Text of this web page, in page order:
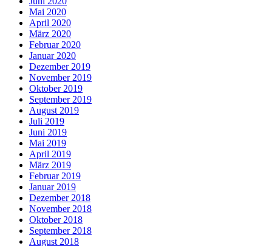
Mai 2020
April 2020
März 2020
Februar 2020
Januar 2020
Dezember 2019
November 2019
Oktober 2019
September 2019
August 2019
Juli 2019
Juni 2019
Mai 2019
April 2019
März 2019
Februar 2019
Januar 2019
Dezember 2018
November 2018
Oktober 2018
September 2018
August 2018